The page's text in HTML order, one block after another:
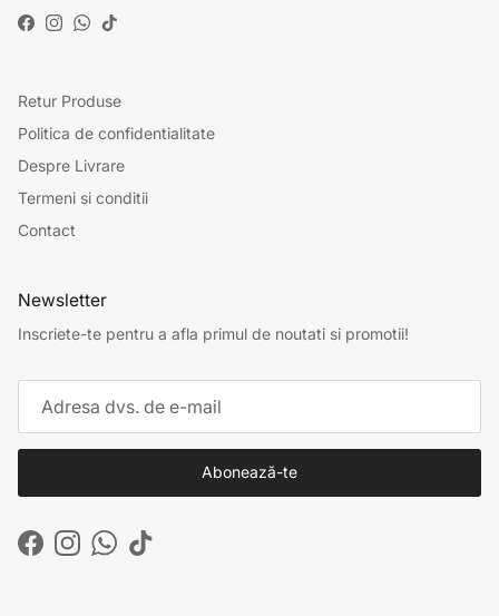
Facebook
Instagram
WhatsApp
TikTok
Retur Produse
Politica de confidentialitate
Despre Livrare
Termeni si conditii
Contact
Newsletter
Inscriete-te pentru a afla primul de noutati si promotii!
Abonează-te
FacebookInstagram
WhatsApp
TikTok